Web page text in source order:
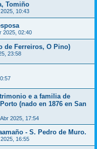
Tomiño
10:43
2025, 02:40
de Ferreiros, O Pino)
23:58
e a familia de
(nado en 1876 en San
2025, 17:54
- S. Pedro de Muro.
16:55